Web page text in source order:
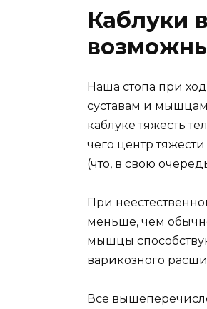
Каблуки
Наша стопа при
суставам и
каблуке тяжесть
чего центр
(что, в свою
При
меньше, чем
мышцы
варикозного
Все